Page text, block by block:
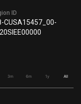
ID
CUSA15457_00-
3m 6m 1y All